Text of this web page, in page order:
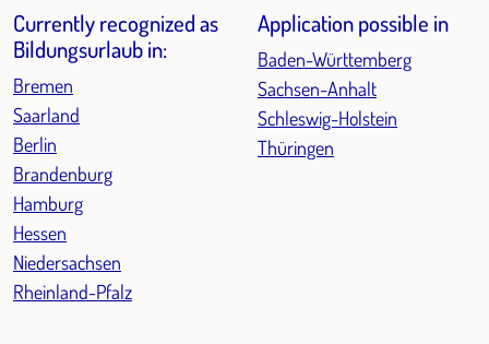
Currently recognized as
Bildungsurlaub in:
Bremen
Saarland
Berlin
Brandenburg
Hamburg
Hessen
Niedersachsen
Rheinland-Pfalz
Application possible in
Baden-Württemberg
Sachsen-Anhalt
Schleswig-Holstein
Thüringen